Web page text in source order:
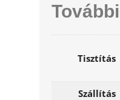
Tisztítás
Szállítás